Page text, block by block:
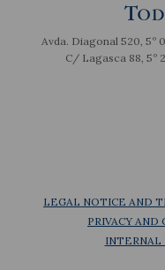
Avda. Diagonal 520, 5º
C/ Lagasca 88, 5º
LEGAL NOTICE AND
PRIVACY
INTERNAL